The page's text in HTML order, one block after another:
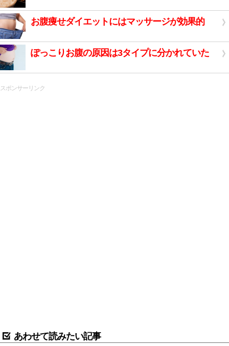
お腹痩せダイエットにはマッサージが効果的
ぽっこりお腹の原因は3タイプに分かれていた
スポンサーリンク
あわせて読みたい記事